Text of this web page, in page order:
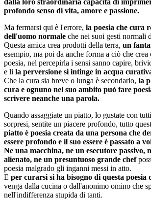
dalla loro straordinaria capacità di
profondo senso di vita, amore e passione.
Ma fermarsi qui è l'errore, la poesia che cura
dell'uomo normale che nei suoi gesti normali
Questa amica crea prodotti della terra, un
esempio, ma poi da anche forma a ciò che crea
poesia, nel percepirla i sensi sanno capire,
e li la perversione si intinge in acqua
Che la cura sia breve o lunga è secondario, la
cura e ognuno nel suo ambito può fare
scrivere neanche una parola.
Quando assaggiate un piatto, lo gustate con
sorpresi, sentite un piacere profondo, tutto
piatto è poesia creata da una persona che
essere profondo e il suo essere è passato a
Ne una macchina, ne un esecutore passivo,
alienato, ne un presuntuoso grande chef
poesia malgrado gli inganni messi in atto.
E per curarsi si ha bisogno di questa poesia
venga dalla cucina o dall'anonimo omino che
nell'indifferenza stupida di tanti.